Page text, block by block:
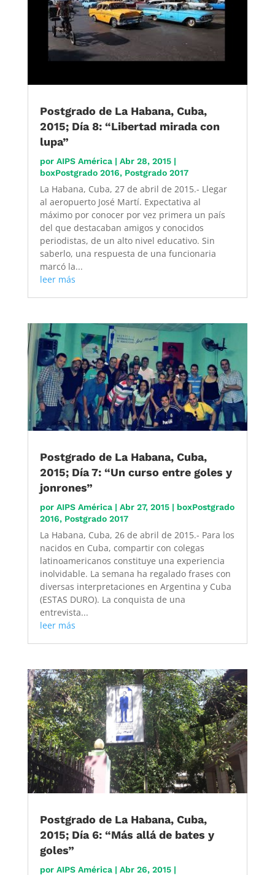
Postgrado de La Habana, Cuba,
2015; Día 8: “Libertad mirada con
lupa”
por AIPS América| Abr 28, 2015|
boxPostgrado 2016, Postgrado 2017
La Habana, Cuba, 27 de abril de 2015.- Llegar
al aeropuerto José Martí. Expectativa al
máximo por conocer por vez primera un país
del que destacaban amigos y conocidos
periodistas, de un alto nivel educativo. Sin
saberlo, una respuesta de una funcionaria
marcó la...
leer más
Postgrado de La Habana, Cuba,
2015; Día 7: “Un curso entre goles y
jonrones”
por AIPS América| Abr 27, 2015| boxPostgrado
2016, Postgrado 2017
La Habana, Cuba, 26 de abril de 2015.- Para los
nacidos en Cuba, compartir con colegas
latinoamericanos constituye una experiencia
inolvidable. La semana ha regalado frases con
diversas interpretaciones en Argentina y Cuba
(ESTAS DURO). La conquista de una
entrevista...
leer más
Postgrado de La Habana, Cuba,
2015; Día 6: “Más allá de bates y
goles”
por AIPS América| Abr 26, 2015|